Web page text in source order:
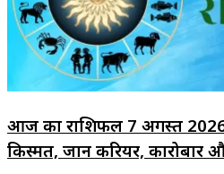
आज का राशिफल 7 अगस्त
किस्मत, जानें करियर, कारोबार